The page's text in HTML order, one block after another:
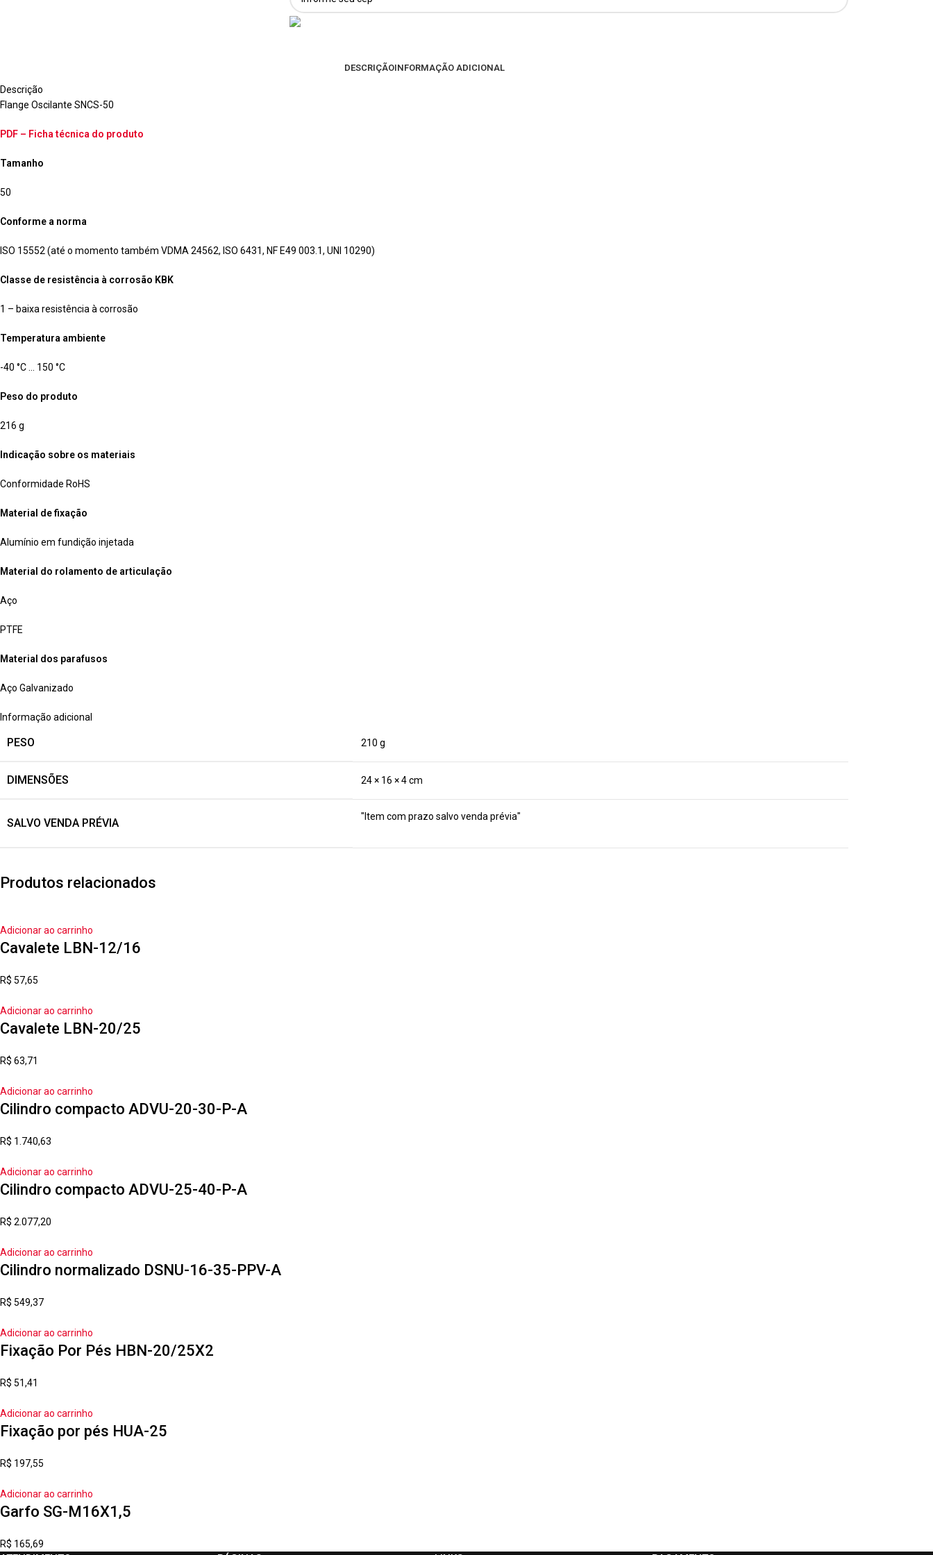
DESCRIÇÃOINFORMAÇÃO ADICIONAL
Descrição
Flange Oscilante SNCS-50
PDF – Ficha técnica do produto
Tamanho
50
Conforme a norma
ISO 15552 (até o momento também VDMA 24562, ISO 6431, NF E49 003.1, UNI 10290)
Classe de resistência à corrosão KBK
1 – baixa resistência à corrosão
Temperatura ambiente
-40 °C … 150 °C
Peso do produto
216 g
Indicação sobre os materiais
Conformidade RoHS
Material de fixação
Alumínio em fundição injetada
Material do rolamento de articulação
Aço
PTFE
Material dos parafusos
Aço Galvanizado
Informação adicional
PESO 210 g
DIMENSÕES 24 × 16 × 4 cm
SALVO VENDA PRÉVIA "Item com prazo salvo venda prévia"
Produtos relacionados
Adicionar ao carrinho
Cavalete LBN-12/16
R$ 57,65
Adicionar ao carrinho
Cavalete LBN-20/25
R$ 63,71
Adicionar ao carrinho
Cilindro compacto ADVU-20-30-P-A
R$ 1.740,63
Adicionar ao carrinho
Cilindro compacto ADVU-25-40-P-A
R$ 2.077,20
Adicionar ao carrinho
Cilindro normalizado DSNU-16-35-PPV-A
R$ 549,37
Adicionar ao carrinho
Fixação Por Pés HBN-20/25X2
R$ 51,41
Adicionar ao carrinho
Fixação por pés HUA-25
R$ 197,55
Adicionar ao carrinho
Garfo SG-M16X1,5
R$ 165,69